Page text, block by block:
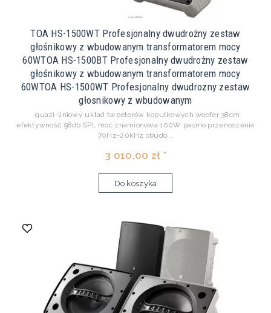
TOA HS-1500WT Profesjonalny dwudrożny zestaw
głośnikowy z wbudowanym transformatorem mocy
60WTOA HS-1500BT Profesjonalny dwudrożny zestaw
głośnikowy z wbudowanym transformatorem mocy
60WTOA HS-1500WT Profesjonalny dwudrozny zestaw
głosnikowy z wbudowanym
quazi-liniowy układ tweeterów kopułkowych woofer 38cm
efektywność 98db SPL moc znamionowa 100W pasmo przenoszenia
70Hz-20kHz obudo...
3 010,00 zł *
Do koszyka